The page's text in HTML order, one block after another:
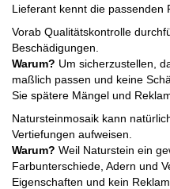
Lieferant kennt die passenden
Vorab Qualitätskontrolle
Beschädigungen.
Warum? Um sicherzustellen,
maßlich passen und keine
Sie spätere Mängel und
Natursteinmosaik kann
Vertiefungen aufweisen.
Warum? Weil Naturstein ein
Farbunterschiede, Adern und
Eigenschaften und kein